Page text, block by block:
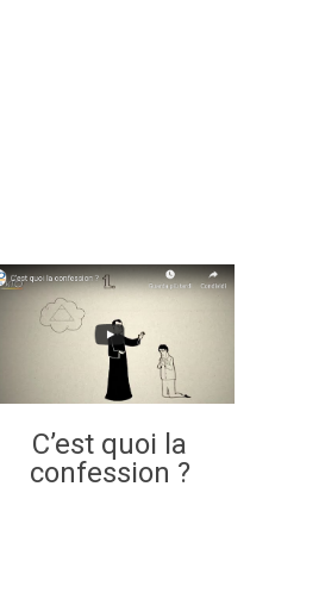
C’est quoi la
confession ?